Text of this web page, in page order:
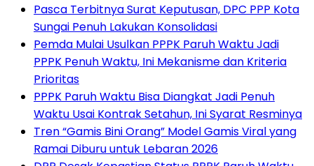
Pasca Terbitnya Surat Keputusan, DPC PPP Kota
Sungai Penuh Lakukan Konsolidasi
Pemda Mulai Usulkan PPPK Paruh Waktu Jadi
PPPK Penuh Waktu, Ini Mekanisme dan Kriteria
Prioritas
PPPK Paruh Waktu Bisa Diangkat Jadi Penuh
Waktu Usai Kontrak Setahun, Ini Syarat Resminya
Tren “Gamis Bini Orang” Model Gamis Viral yang
Ramai Diburu untuk Lebaran 2026